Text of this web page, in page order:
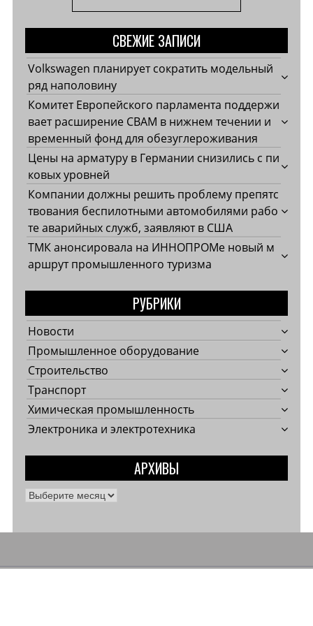
СВЕЖИЕ ЗАПИСИ
Volkswagen планирует сократить модельный
ряд наполовину
Комитет Европейского парламента поддержи
вает расширение CBAM в нижнем течении и
временный фонд для обезуглероживания
Цены на арматуру в Германии снизились с пи
ковых уровней
Компании должны решить проблему препятс
твования беспилотными автомобилями рабо
те аварийных служб, заявляют в США
ТМК анонсировала на ИННОПРОМе новый м
аршрут промышленного туризма
РУБРИКИ
Новости
Промышленное оборудование
Строительство
Транспорт
Химическая промышленность
Электроника и электротехника
АРХИВЫ
А